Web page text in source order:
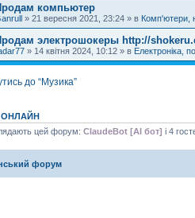
компьютер
» 21 вересня 2021, 23:24 » в Комп'ютери,
электрошокеры http://
» 14 квітня 2024, 10:12 » в Електроніка,
до “Музика”
ОНЛАЙН
цей форум: ClaudeBot [AI бот] і 4
форум